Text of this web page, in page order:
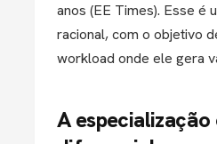
anos (EE Times). Esse é
racional, com o objetivo
workload onde ele gera
A